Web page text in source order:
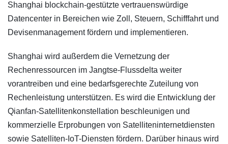
Shanghai blockchain-gestützte vertrauenswürdige
Datencenter in Bereichen wie Zoll, Steuern, Schifffahrt und
Devisenmanagement fördern und implementieren.
Shanghai wird außerdem die Vernetzung der
Rechenressourcen im Jangtse-Flussdelta weiter
vorantreiben und eine bedarfsgerechte Zuteilung von
Rechenleistung unterstützen. Es wird die Entwicklung der
Qianfan-Satellitenkonstellation beschleunigen und
kommerzielle Erprobungen von Satelliteninternetdiensten
sowie Satelliten-IoT-Diensten fördern. Darüber hinaus wird